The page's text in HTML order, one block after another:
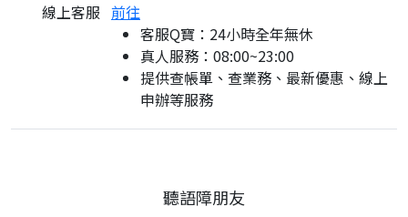
線上客服 前往
客服Q寶：24小時全年無休
真人服務：08:00~23:00
提供查帳單、查業務、最新優惠、線上
申辦等服務
聽語障朋友